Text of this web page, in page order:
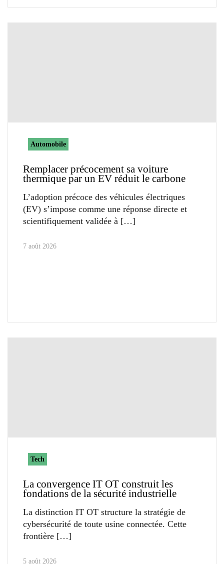
Automobile
Remplacer précocement sa voiture
thermique par un EV réduit le carbone
L’adoption précoce des véhicules électriques
(EV) s’impose comme une réponse directe et
scientifiquement validée à
7 août 2026
Tech
La convergence IT OT construit les
fondations de la sécurité industrielle
La distinction IT OT structure la stratégie de
cybersécurité de toute usine connectée. Cette
frontière
5 août 2026